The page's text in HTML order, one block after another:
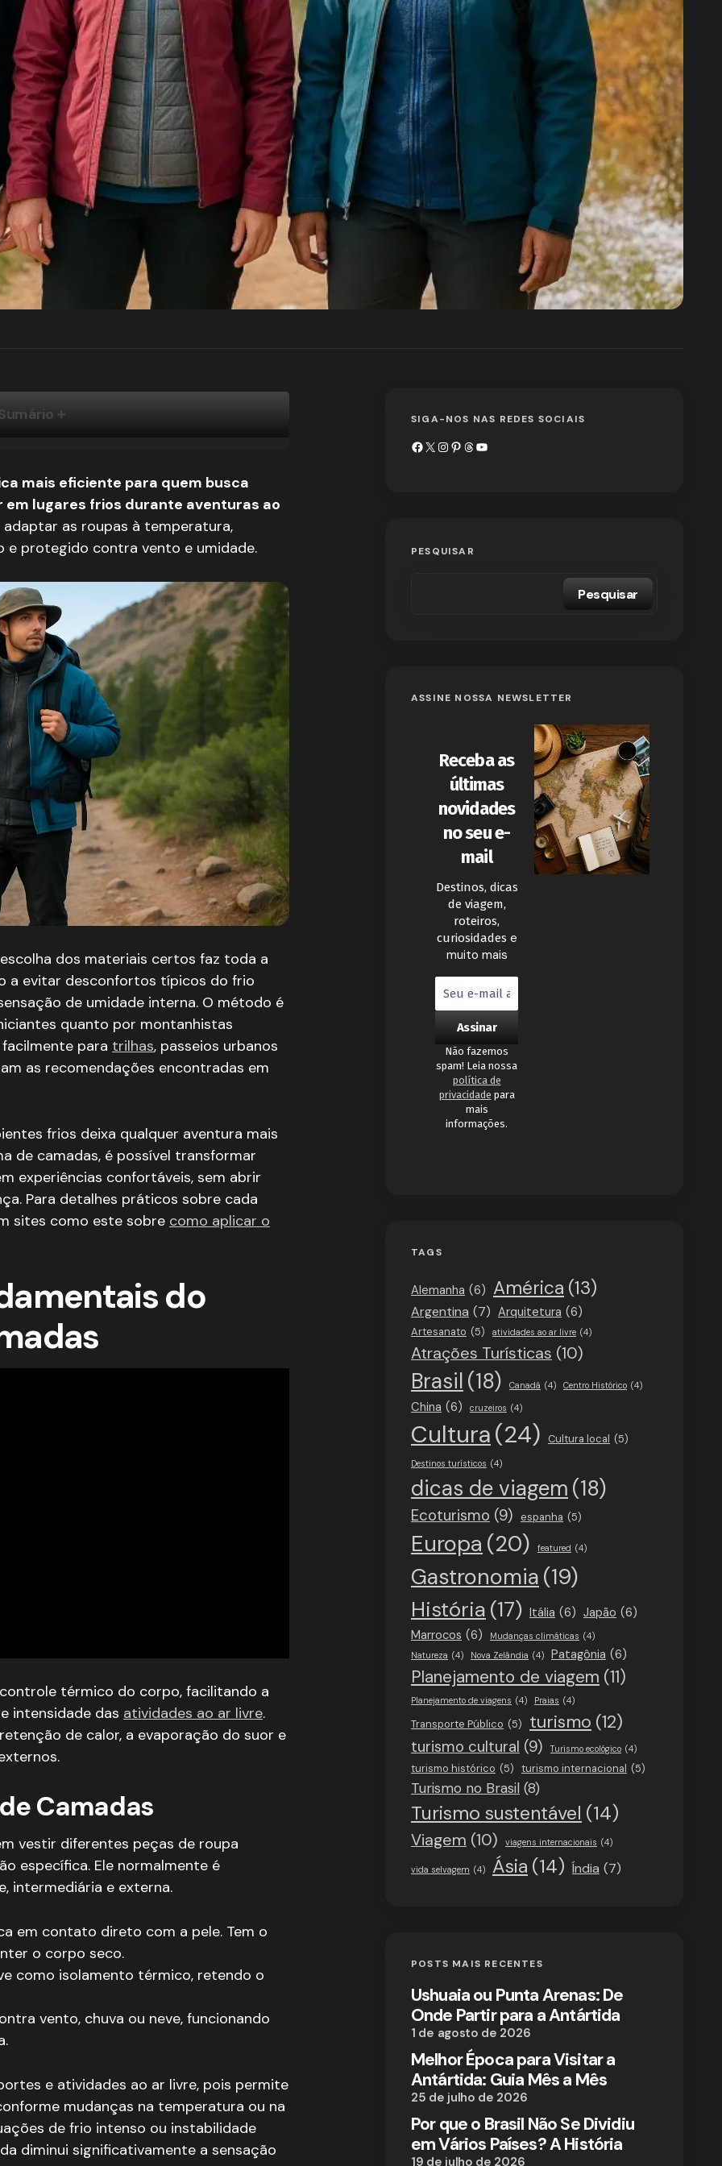
Ar Livre
Temperatura Corporal
Térmico
e Lã Merino
Efetivo
e Sintéticos
para Cada Atividade
Elementos
o Vento
Materiais
Cada Condição Climática
ao Ar Livre
e Liberdade de Movimento
de Umidade
o Esforço
e Inovações Recentes
Peças
ao Ar Livre
Especializadas
e Patagônia
enfrentar temperaturas abaixo de zero?
para aventuras ao ar livre?
são recomendados para expedições na neve?
do frio extremo durante atividades ao ar livre?
a primeira camada de vestimenta em esportes de
mais eficiente para quem busca
lugares frios durante aventuras ao
as roupas à temperatura,
e protegido contra vento e umidade.
dos materiais certos faz toda a
a evitar desconfortos típicos do frio
de umidade interna. O método é
quanto por montanhistas
para trilhas, passeios urbanos
as recomendações encontradas em
frios deixa qualquer aventura mais
de camadas, é possível transformar
experiências confortáveis, sem abrir
Para detalhes práticos sobre cada
sites como este sobre como aplicar o
do
térmico do corpo, facilitando a
intensidade das atividades ao ar livre.
de calor, a evaporação do suor e
Camadas
vestir diferentes peças de roupa
específica. Ele normalmente é
intermediária e externa.
em contato direto com a pele. Tem o
o corpo seco.
como isolamento térmico, retendo o
vento, chuva ou neve, funcionando
e atividades ao ar livre, pois permite
mudanças na temperatura ou na
de frio intenso ou instabilidade
diminui significativamente a sensação
SIGA-NOS NAS REDES SOCIAIS
PESQUISAR
Pesquisar
ASSINE NOSSA NEWSLETTER
Receba as
últimas
novidades
no seu e-
mail
Destinos, dicas
de viagem,
roteiros,
curiosidades e
muito mais
Não fazemos
spam! Leia nossa
política de
privacidade para
mais
informações.
TAGS
Alemanha (6) América (13)
Argentina (7) Arquitetura (6)
Artesanato (5) atividades ao ar livre (4)
Atrações Turísticas (10)
Brasil (18) Canadá (4) Centro Histórico (4)
China (6) cruzeiros (4)
Cultura(24) Cultura local (5)
Destinos turísticos (4)
dicas de viagem (18)
Ecoturismo (9) espanha (5)
Europa (20) featured (4)
Gastronomia (19)
História (17) Itália (6) Japão (6)
Marrocos (6) Mudanças climáticas (4)
Natureza (4) Nova Zelândia (4) Patagônia (6)
Planejamento de viagem (11)
Planejamento de viagens (4) Praias (4)
Transporte Público (5) turismo (12)
turismo cultural (9) Turismo ecológico (4)
turismo histórico (5) turismo internacional (5)
Turismo no Brasil (8)
Turismo sustentável (14)
Viagem (10) viagens internacionais (4)
vida selvagem (4) Ásia (14) Índia (7)
POSTS MAIS RECENTES
Ushuaia ou Punta Arenas: De
Onde Partir para a Antártida
1 de agosto de 2026
Melhor Época para Visitar a
Antártida: Guia Mês a Mês
25 de julho de 2026
Por que o Brasil Não Se Dividiu
em Vários Países? A História
19 de julho de 2026